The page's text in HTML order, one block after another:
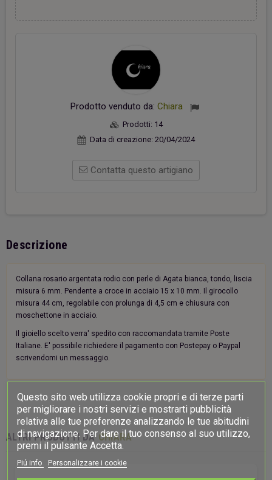
Prodotto venduto da: Chiara
Prodotti: 14
Data di creazione: 20/04/2024
Contatta questo artigiano
Descrizione
Collana rosario argentata rodio con perle di Agata bianca, tondo, liscia
misura 6 mm. Pendente a croce in acciaio 15 x 10 mm. Il girocollo
misura 44 cm, regolabile con prolunga di 4,5 cm e chiusura con
moschettone in acciaio.
Il gioiello scelto verra' spedito con raccomandata tramite Poste
Italiane. E' possibile richiedere il pagamento con Postepay o Paypal
scrivendomi un messaggio.
ALTRI PRODOTTI DA CHIARA
Questo sito web utilizza cookie propri e di terze parti
per migliorare i nostri servizi e mostrarti pubblicità
relativa alle tue preferenze analizzando le tue abitudini
di navigazione. Per dare il tuo consenso al suo utilizzo,
premi il pulsante Accetta.
Piú info Personalizzare i cookie